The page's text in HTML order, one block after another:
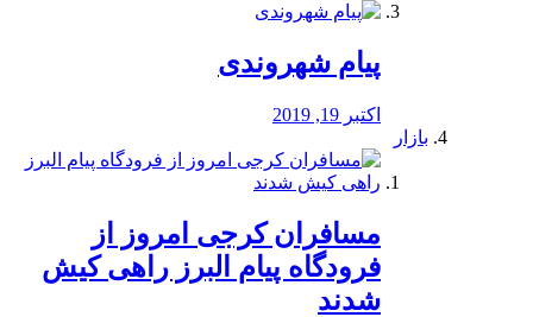
پیام شهروندی
اکتبر 19, 2019
بازار
مسافران کرجی امروز از
فرودگاه پیام البرز راهی کیش
شدند